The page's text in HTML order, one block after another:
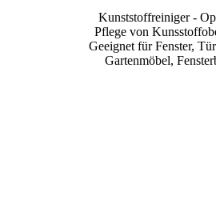
Kunststoffreiniger -
Pflege von
Geeignet für Fenster,
Gartenmöbel,